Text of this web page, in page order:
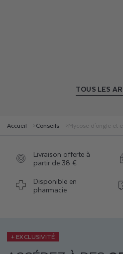
TOUS LES
Accueil Conseils Mycose d'ongle et
Livraison offerte à
partir de 38 €
Disponible en
pharmacie
+ EXCLUSIVITÉ